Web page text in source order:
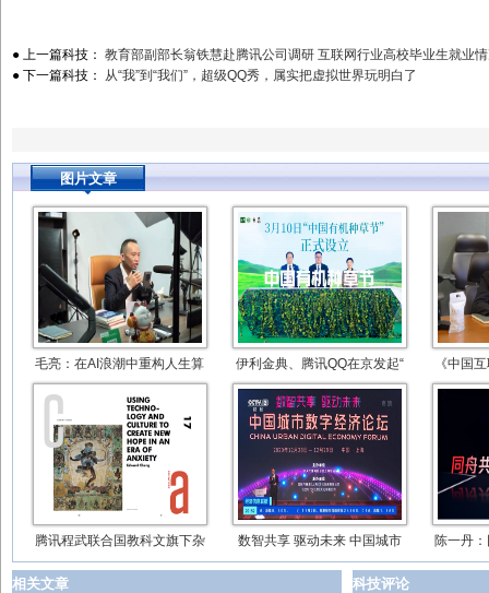
● 上一篇科技： 教育部副部长翁铁慧赴腾讯公司调研 互联网行业高校毕业生就业
● 下一篇科技： 从“我”到“我们”，超级QQ秀，属实把虚拟世界玩明白了
图片文章
毛亮：在AI浪潮中重构人生算 伊利金典、腾讯QQ在京发起“ 《中国
腾讯程武联合国教科文旗下杂 数智共享 驱动未来 中国城市 陈一丹
相关文章 科技评论